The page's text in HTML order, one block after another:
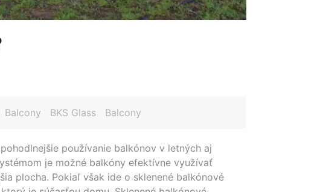
Balcony BKS Glass Balcony
používanie balkónov v letných aj
je možné balkóny efektívne využívať
plocha. Pokiaľ však ide o sklenené balkónové